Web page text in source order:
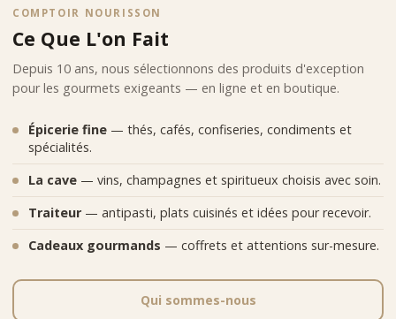
COMPTOIR NOURISSON
Ce Que L'on Fait
Depuis 10 ans, nous sélectionnons des produits d'exception
pour les gourmets exigeants — en ligne et en boutique.
Épicerie fine — thés, cafés, confiseries, condiments et
spécialités.
La cave — vins, champagnes et spiritueux choisis avec soin.
Traiteur — antipasti, plats cuisinés et idées pour recevoir.
Cadeaux gourmands — coffrets et attentions sur-mesure.
Qui sommes-nous